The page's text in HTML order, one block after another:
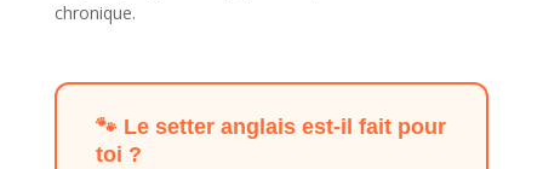
chronique.
🐾 Le setter anglais est-il fait pour
toi ?